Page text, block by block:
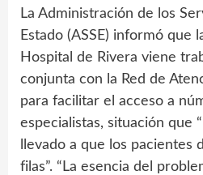
La Administración de los
Estado (ASSE) informó que
Hospital de Rivera viene
conjunta con la Red de
para facilitar el acceso a
especialistas, situación que
llevado a que los pacientes
filas”. “La esencia del